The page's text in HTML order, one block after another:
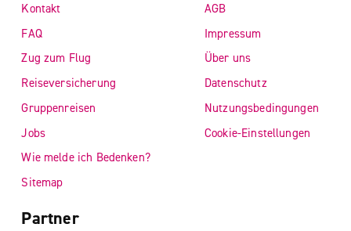
Kontakt
FAQ
Zug zum Flug
Reiseversicherung
Gruppenreisen
Jobs
Wie melde ich Bedenken?
Sitemap
AGB
Impressum
Über uns
Datenschutz
Nutzungsbedingungen
Cookie-Einstellungen
Partner